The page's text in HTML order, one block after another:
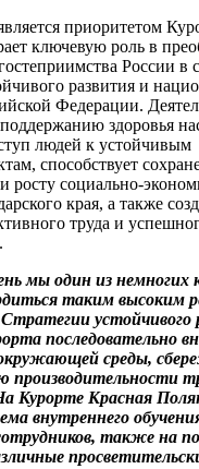
приоритетом
ключевую роль в
России в
развития и
Федерации.
здоровья
людей к устойчивым
способствует
росту социально-
края, а также
труда и
мы один из немногих
таким высоким
устойчивого
последовательно
среды,
производительности
Курорте Красная
внутреннего
также на